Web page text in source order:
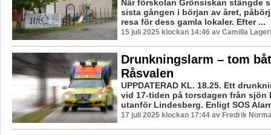
När förskolan Grönsiskan stängde
sista gången i början av året,
resa för dess gamla lokaler. Efter ...
15 juli 2025 klockan 14:46 av Camilla
Drunkningslarm – tom
Råsvalen
UPPDATERAD KL. 18.25. Ett
vid 17-tiden på torsdagen från sjön
utanför Lindesberg. Enligt SOS
17 juli 2025 klockan 17:44 av Fredrik